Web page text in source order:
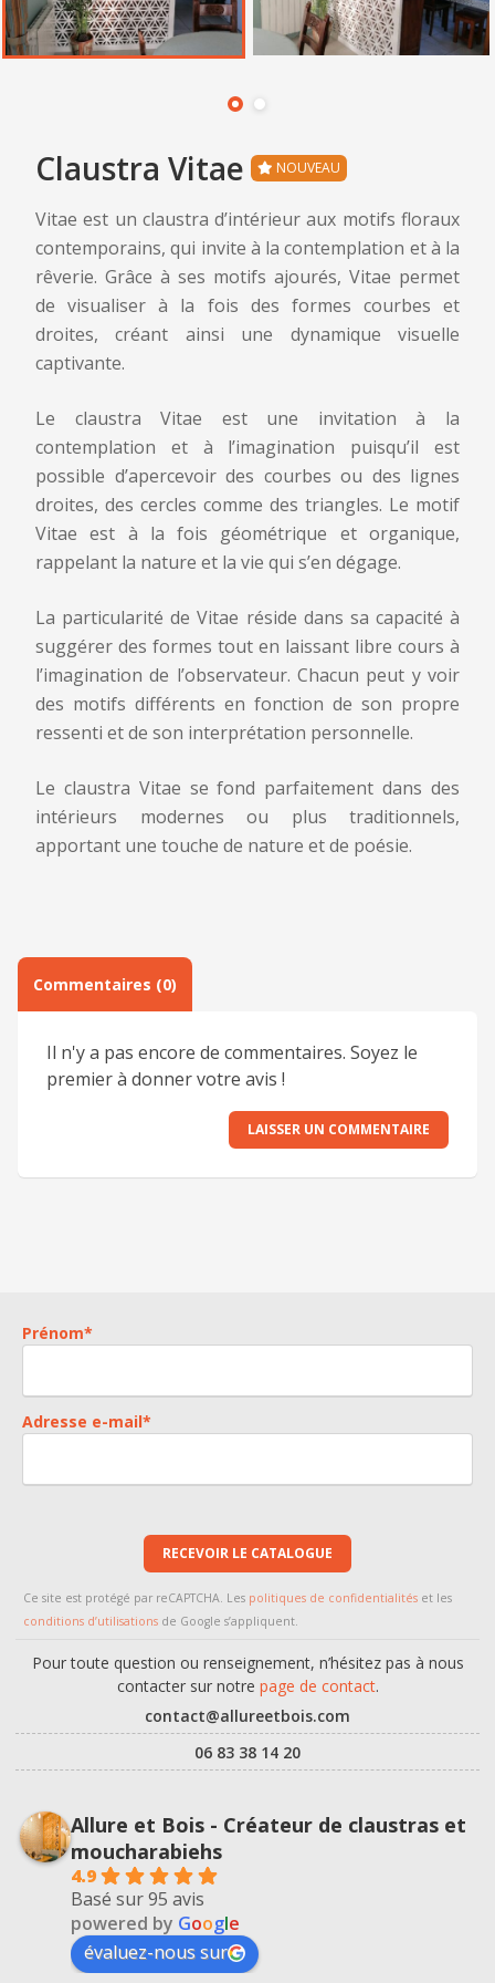
Claustra Vitae- Demande de renseignement
Nom et prénom *
Email *
Message
confidentialitéde ce site
Ces champs sont obligatoires
Ce site est protégé par reCAPTCHA. Lespolitiques de confidentialités
de Google s’appliquent.
ENVOYER
Claustra Vitae NOUVEAU
Vitae est un claustra d’intérieur aux motifs floraux
contemporains, qui invite à la contemplation et à la
rêverie. Grâce à ses motifs ajourés, Vitae permet
de visualiser à la fois des formes courbes et
droites, créant ainsi une dynamique visuelle
captivante.
Le claustra Vitae est une invitation à la
contemplation et à l’imagination puisqu’il est
possible d’apercevoir des courbes ou des lignes
droites, des cercles comme des triangles. Le motif
Vitae est à la fois géométrique et organique,
rappelant la nature et la vie qui s’en dégage.
La particularité de Vitae réside dans sa capacité à
suggérer des formes tout en laissant libre cours à
l’imagination de l’observateur. Chacun peut y voir
des motifs différents en fonction de son propre
ressenti et de son interprétation personnelle.
Le claustra Vitae se fond parfaitement dans des
intérieurs modernes ou plus traditionnels,
apportant une touche de nature et de poésie.
Commentaires (0)
Il n'y a pas encore de commentaires. Soyez le
premier à donner votre avis !
LAISSER UN COMMENTAIRE
Claustra Vitae - Laisser un commentaire
Votre adresse e-mail ne sera pas publiée. Les champs
obligatoires sont indiqués avec*
Commentaire
E-mail
Prénom*
Adresse e-mail*
RECEVOIR LE CATALOGUE
Ce site est protégé par reCAPTCHA. Les politiques de confidentialités et les
conditions d’utilisations de Google s’appliquent.
Pour toute question ou renseignement, n’hésitez pas à nous
contacter sur notre page de contact.
contact@allureetbois.com
06 83 38 14 20
Allure et Bois - Créateur de claustras et
moucharabiehs
4.9
Basé sur 95 avis
powered by Google
évaluez-nous sur